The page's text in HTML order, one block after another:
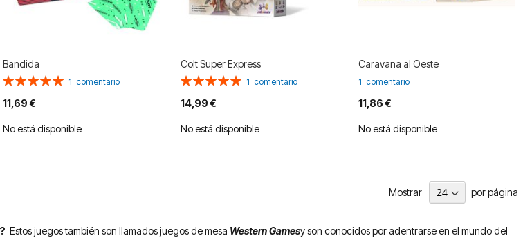
Bandida
Valoración:
1 comentario
11,69 €
No está disponible
Colt Super Express
Valoración:
1 comentario
14,99 €
No está disponible
Caravana al Oeste
1 comentario
11,86 €
No está disponible
Mostrar por página
Estos juegos también son llamados juegos de mesa Western Gamesyson conocidos por adentrarse en el mundo del